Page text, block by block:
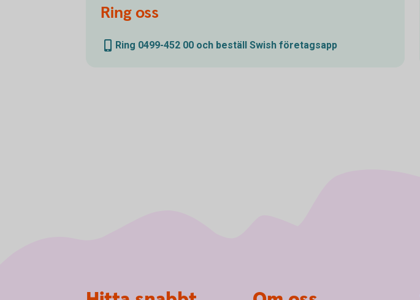
Ring oss
Ring 0499-452 00 och beställ Swish företagsapp